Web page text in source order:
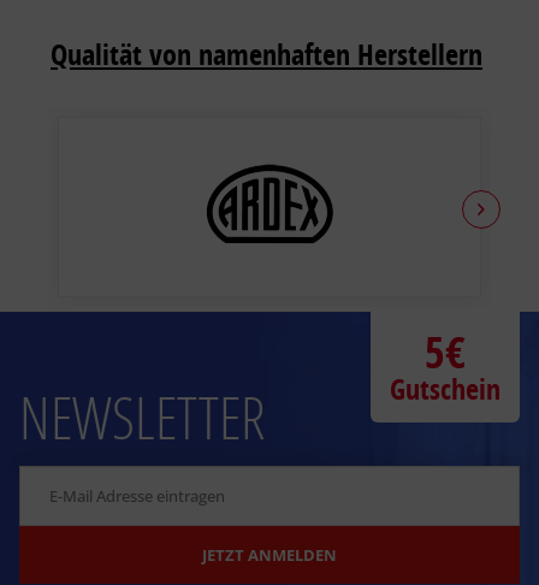
Qualität von namenhaften Herstellern
NEWSLETTER
JETZT ANMELDEN
5€
Gutschein